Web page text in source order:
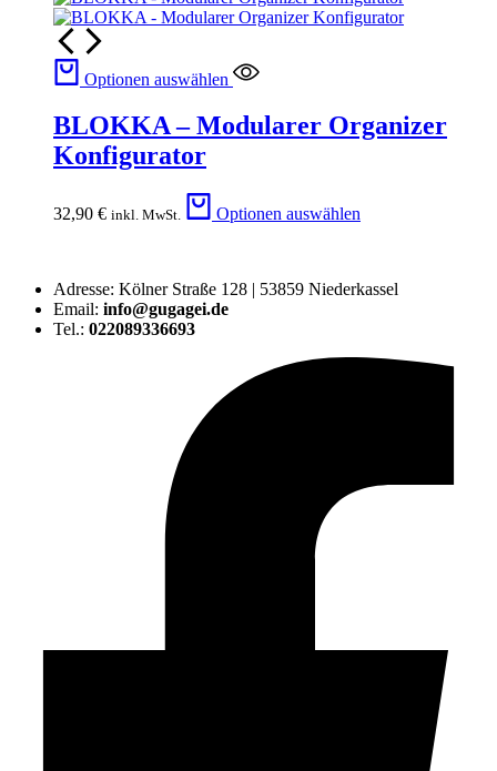
Optionen auswählen
BLOKKA – Modularer Organizer
Konfigurator
32,90 € inkl. MwSt. Optionen auswählen
Adresse: Kölner Straße 128 | 53859 Niederkassel
Email: info@gugagei.de
Tel.: 022089336693